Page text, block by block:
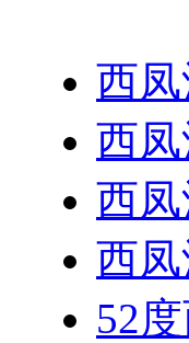
西
西凤
西
西
52